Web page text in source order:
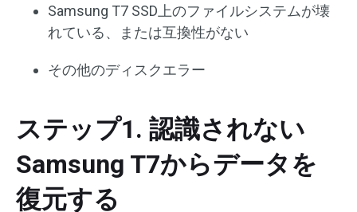
Samsung T7 SSD上のファイルシステムが壊
れている、または互換性がない
その他のディスクエラー
ステップ1. 認識されない
Samsung T7からデータを
復元する